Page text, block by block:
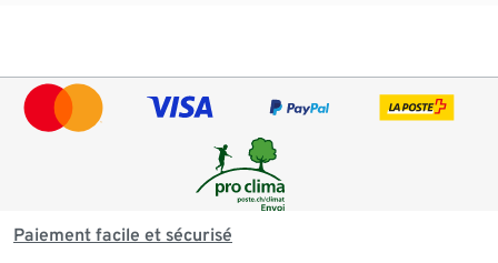
Paiement facile et sécurisé